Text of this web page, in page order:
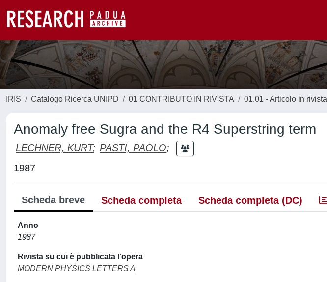
IRIS Catalogo Ricerca UNIPD 01 CONTRIBUTO IN RIVISTA 01.01 - Articolo in rivista
Anomaly free Sugra and the R4 Superstring term
LECHNER, KURT; PASTI, PAOLO;
1987
Scheda breve Scheda completa Scheda completa (DC)
Anno
1987
Rivista su cui è pubblicata l'opera
MODERN PHYSICS LETTERS A